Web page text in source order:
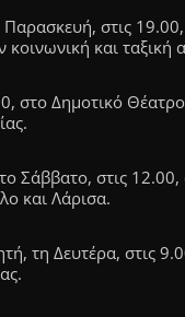
Παρασκευή, στις
και ταξική
στο Δημοτικό
Σάββατο, στις
και Λάρισα.
τη Δευτέρα, στις